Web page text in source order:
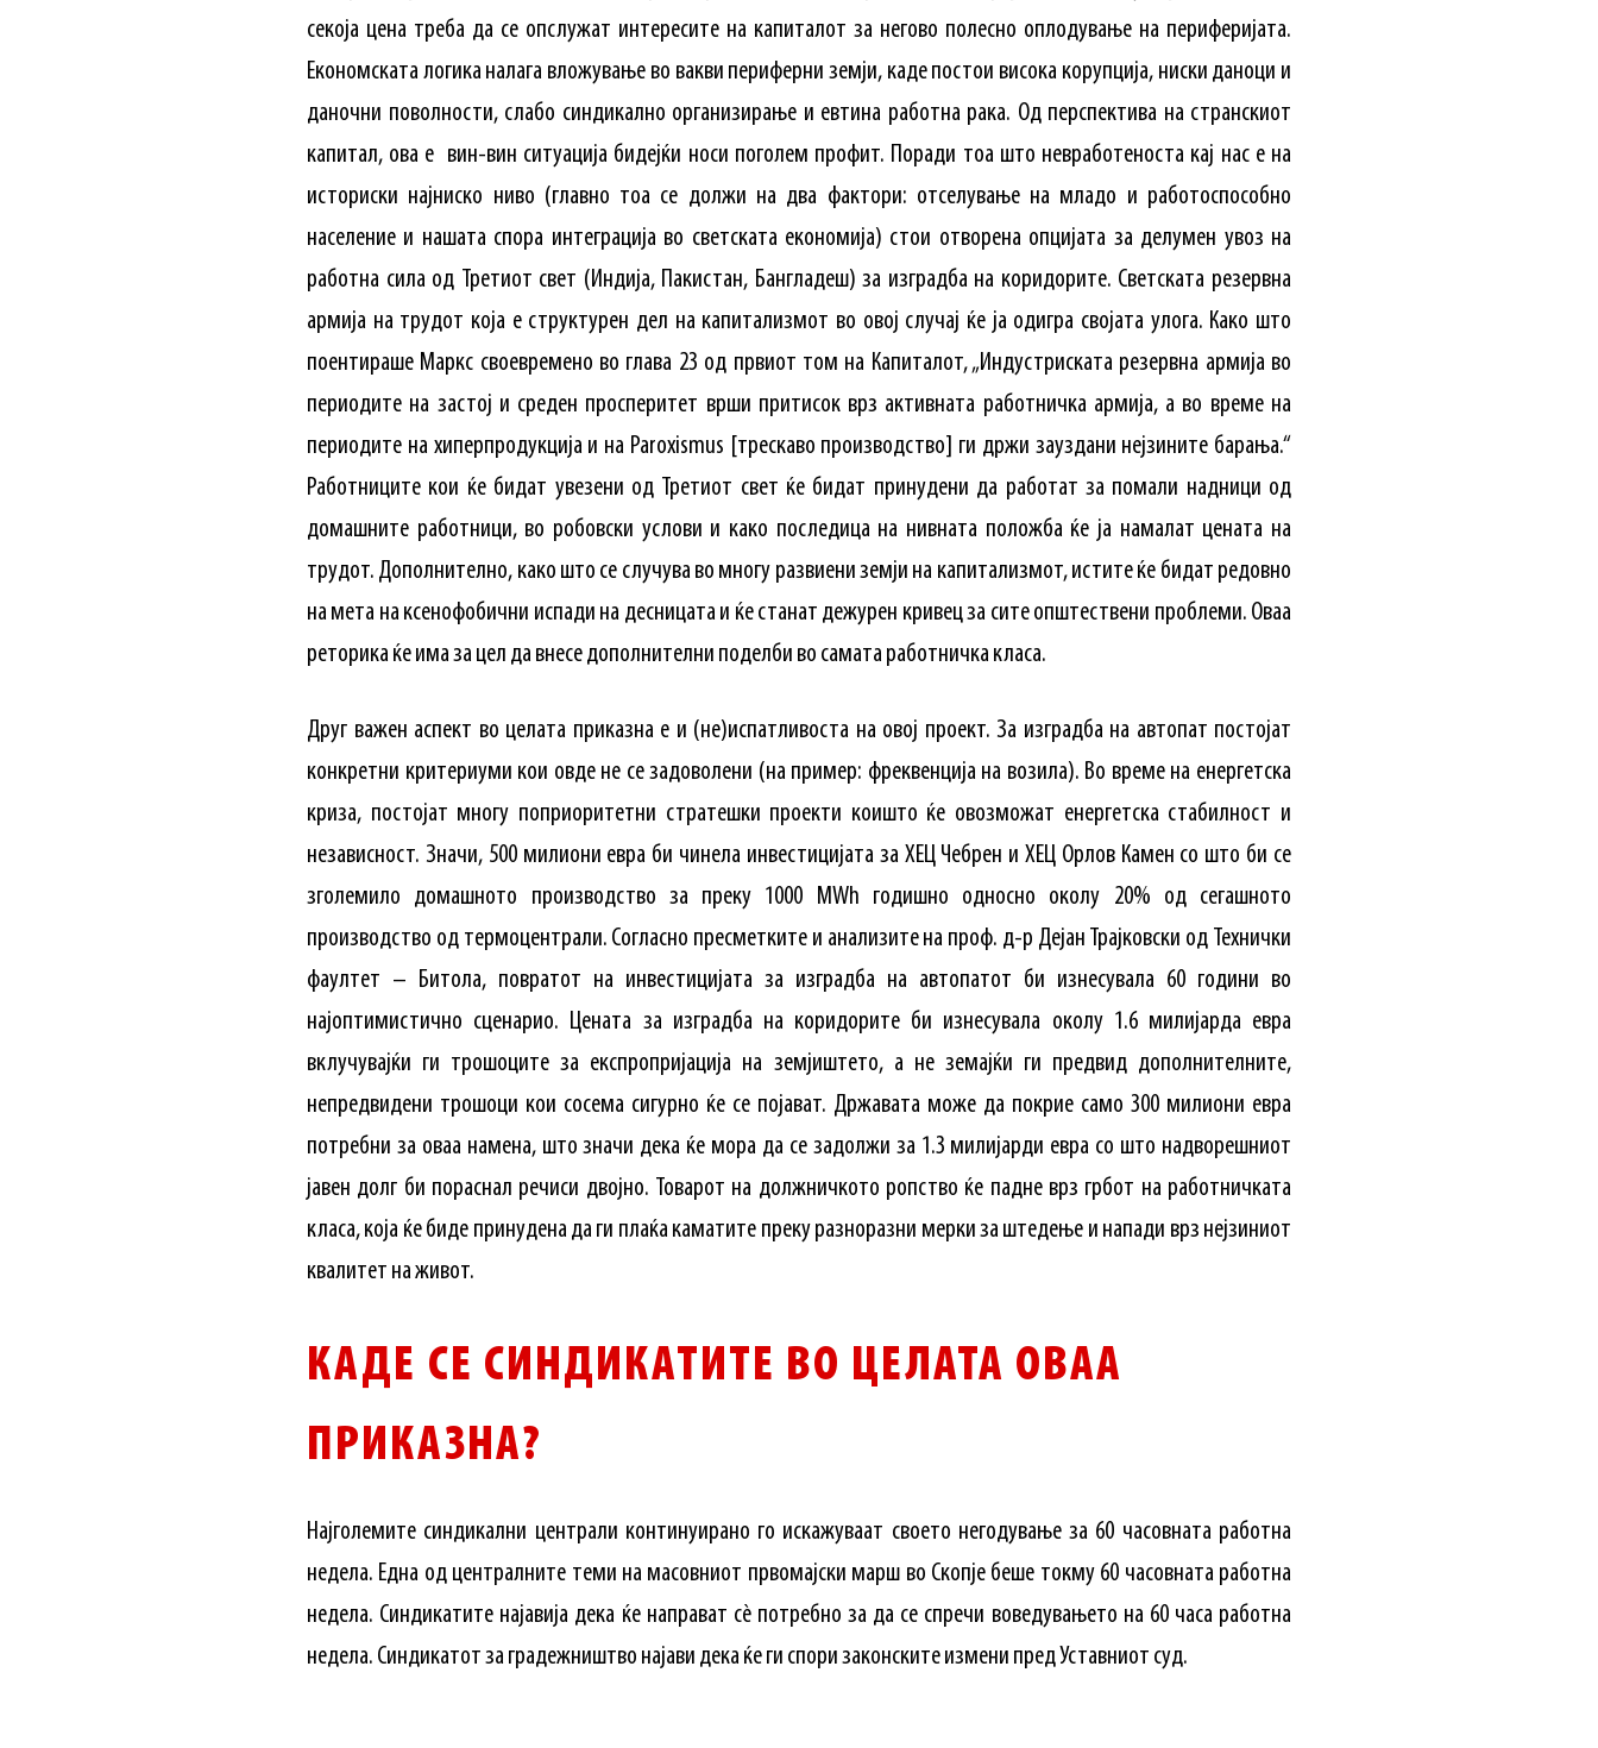
секоја цена треба да се опслужат интересите на капиталот за негово полесно оплодување на периферијата.
Економската логика налага вложување во вакви периферни земји, каде постои висока корупција, ниски даноци и
даночни поволности, слабо синдикално организирање и евтина работна рака. Од перспектива на странскиот
капитал, ова е вин-вин ситуација бидејќи носи поголем профит. Поради тоа што невработеноста кај нас е на
историски најниско ниво (главно тоа се должи на два фактори: отселување на младо и работоспособно
население и нашата спора интеграција во светската економија) стои отворена опцијата за делумен увоз на
работна сила од Третиот свет (Индија, Пакистан, Бангладеш) за изградба на коридорите. Светската резервна
армија на трудот која е структурен дел на капитализмот во овој случај ќе ја одигра својата улога. Како што
поентираше Маркс своевремено во глава 23 од првиот том на Капиталот, „Индустриската резервна армија во
периодите на застој и среден просперитет врши притисок врз активната работничка армија, а во време на
периодите на хиперпродукција и на Paroxismus [трескаво производство] ги држи зауздани нејзините барања.“
Работниците кои ќе бидат увезени од Третиот свет ќе бидат принудени да работат за помали надници од
домашните работници, во робовски услови и како последица на нивната положба ќе ја намалат цената на
трудот. Дополнително, како што се случува во многу развиени земји на капитализмот, истите ќе бидат редовно
на мета на ксенофобични испади на десницата и ќе станат дежурен кривец за сите општествени проблеми. Оваа
реторика ќе има за цел да внесе дополнителни поделби во самата работничка класа.
Друг важен аспект во целата приказна е и (не)испатливоста на овој проект. За изградба на автопат постојат
конкретни критериуми кои овде не се задоволени (на пример: фреквенција на возила). Во време на енергетска
криза, постојат многу поприоритетни стратешки проекти коишто ќе овозможат енергетска стабилност и
независност. Значи, 500 милиони евра би чинела инвестицијата за ХЕЦ Чебрен и ХЕЦ Орлов Камен со што би се
зголемило домашното производство за преку 1000 MWh годишно односно околу 20% од сегашното
производство од термоцентрали. Согласно пресметките и анализите на проф. д-р Дејан Трајковски од Технички
фаултет – Битола, повратот на инвестицијата за изградба на автопатот би изнесувала 60 години во
најоптимистично сценарио. Цената за изградба на коридорите би изнесувала околу 1.6 милијарда евра
вклучувајќи ги трошоците за експропријација на земјиштето, а не земајќи ги предвид дополнителните,
непредвидени трошоци кои сосема сигурно ќе се појават. Државата може да покрие само 300 милиони евра
потребни за оваа намена, што значи дека ќе мора да се задолжи за 1.3 милијарди евра со што надворешниот
јавен долг би пораснал речиси двојно. Товарот на должничкото ропство ќе падне врз грбот на работничката
класа, која ќе биде принудена да ги плаќа каматите преку разноразни мерки за штедење и напади врз нејзиниот
квалитет на живот.
КАДЕ СЕ СИНДИКАТИТЕ ВО ЦЕЛАТА ОВАА
ПРИКАЗНА?
Најголемите синдикални централи континуирано го искажуваат своето негодување за 60 часовната работна
недела. Една од централните теми на масовниот првомајски марш во Скопје беше токму 60 часовната работна
недела. Синдикатите најавија дека ќе направат сè потребно за да се спречи воведувањето на 60 часа работна
недела. Синдикатот за градежништво најави дека ќе ги спори законските измени пред Уставниот суд.